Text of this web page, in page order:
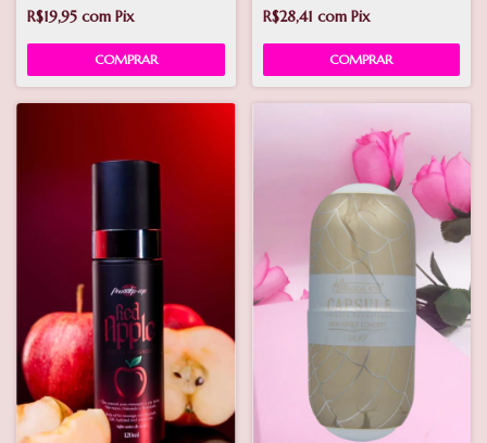
R$19,95 com Pix R$28,41 com Pix